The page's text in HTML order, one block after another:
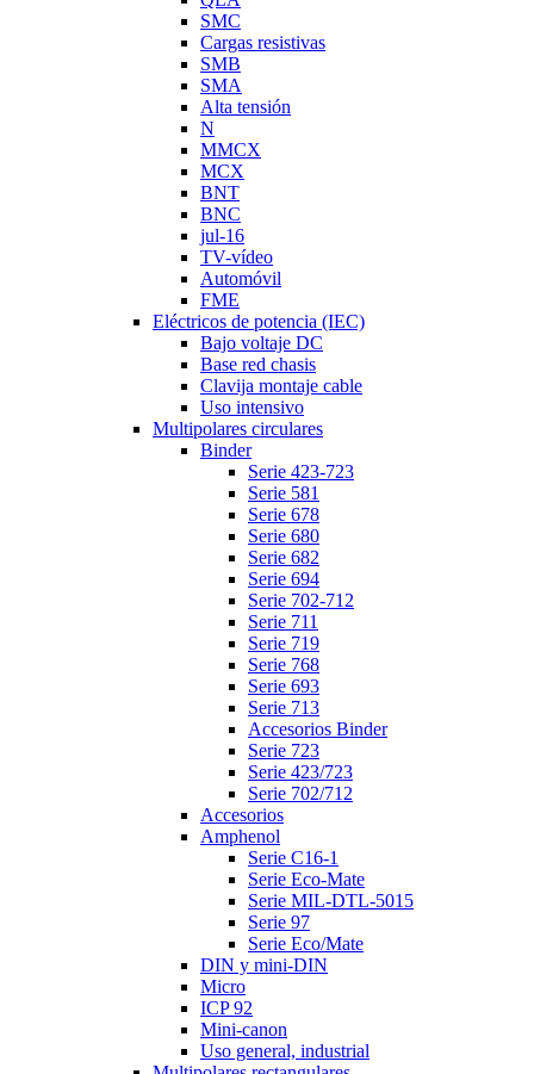
SMC
Cargas resistivas
SMB
SMA
Alta tensión
N
MMCX
MCX
BNT
BNC
jul-16
TV-vídeo
Automóvil
FME
Eléctricos de potencia (IEC)
Bajo voltaje DC
Base red chasis
Clavija montaje cable
Uso intensivo
Multipolares circulares
Binder
Serie 423-723
Serie 581
Serie 678
Serie 680
Serie 682
Serie 694
Serie 702-712
Serie 711
Serie 719
Serie 768
Serie 693
Serie 713
Accesorios Binder
Serie 723
Serie 423/723
Serie 702/712
Accesorios
Amphenol
Serie C16-1
Serie Eco-Mate
Serie MIL-DTL-5015
Serie 97
Serie Eco/Mate
DIN y mini-DIN
Micro
ICP 92
Mini-canon
Uso general, industrial